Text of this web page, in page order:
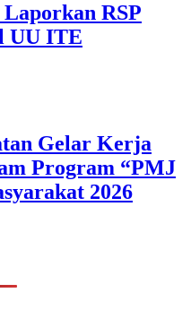
RSP
UU ITE
Gelar Kerja
Program “PMJ
2026